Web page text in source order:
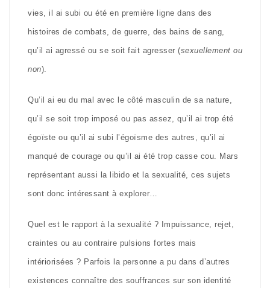
vies, il ai subi ou été en première ligne dans des
histoires de combats, de guerre, des bains de sang,
qu’il ai agressé ou se soit fait agresser (sexuellement ou
non).
Qu’il ai eu du mal avec le côté masculin de sa nature,
qu’il se soit trop imposé ou pas assez, qu’il ai trop été
égoïste ou qu’il ai subi l’égoïsme des autres, qu’il ai
manqué de courage ou qu’il ai été trop casse cou. Mars
représentant aussi la libido et la sexualité, ces sujets
sont donc intéressant à explorer…
Quel est le rapport à la sexualité ? Impuissance, rejet,
craintes ou au contraire pulsions fortes mais
intériorisées ? Parfois la personne a pu dans d’autres
existences connaître des souffrances sur son identité